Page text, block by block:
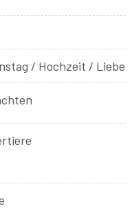
/ Hochzeit / Liebe